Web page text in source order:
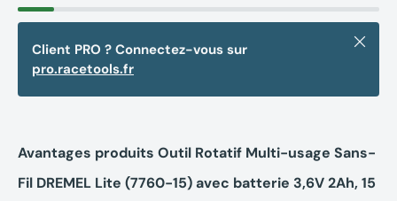
Client PRO ? Connectez-vous sur
pro.racetools.fr
Fermer
Avantages produits Outil Rotatif Multi-usage Sans-
Fil DREMEL Lite (7760-15) avec batterie 3,6V 2Ah, 15